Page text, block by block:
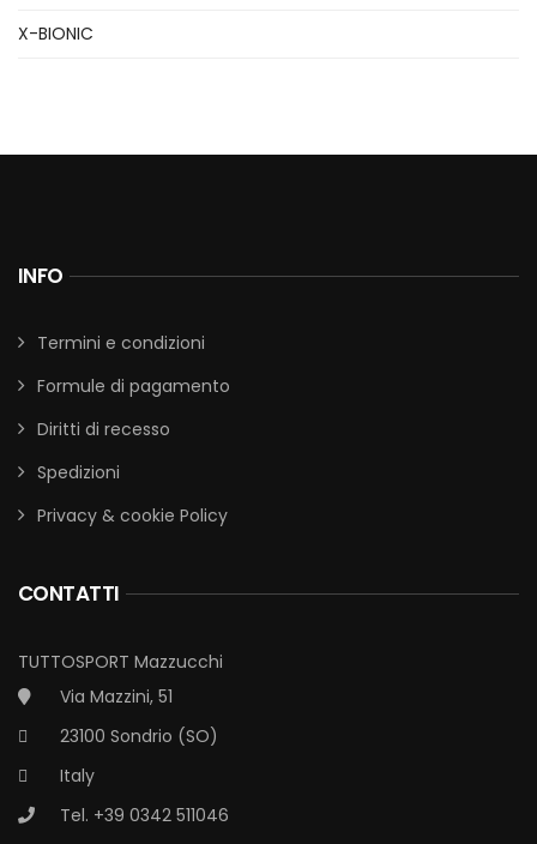
X-BIONIC
INFO
Termini e condizioni
Formule di pagamento
Diritti di recesso
Spedizioni
Privacy & cookie Policy
CONTATTI
TUTTOSPORT Mazzucchi
Via Mazzini, 51
23100 Sondrio (SO)
Italy
Tel. +39 0342 511046